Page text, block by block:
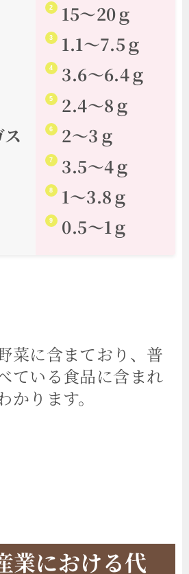
15〜20ｇ
1.1〜7.5ｇ
3.6〜6.4ｇ
2.4〜8ｇ
2〜3ｇ
3.5〜4ｇ
1～3.8ｇ
0.5〜1ｇ
菜に含まており、普
ている食品に含まれ
ります。
業における代